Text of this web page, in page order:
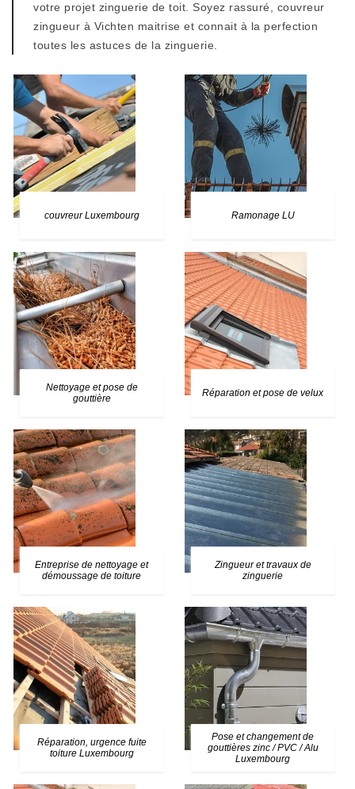
votre projet zinguerie de toit. Soyez rassuré, couvreur
zingueur à Vichten maitrise et connait à la perfection
toutes les astuces de la zinguerie.
couvreur Luxembourg Ramonage LU
Nettoyage et pose de
gouttière
Réparation et pose de velux
Entreprise de nettoyage et
démoussage de toiture
Zingueur et travaux de
zinguerie
Réparation, urgence fuite
toiture Luxembourg
Pose et changement de
gouttières zinc / PVC / Alu
Luxembourg